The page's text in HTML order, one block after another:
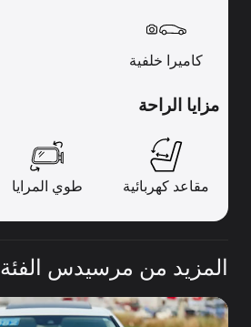
كاميرا خلفية
مزايا الراحة
مقاعد كهربائية طوي المرايا
المزيد من مرسيدس الفئة S للبيع